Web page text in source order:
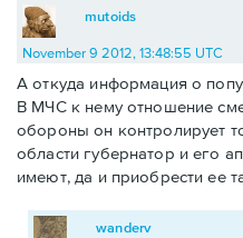
mutoids
November 9 2012, 13:48:55 UTC
А откуда информация о
В МЧС к нему отношение
обороны он контролирует
области губернатор и его
имеют, да и приобрести ее
wanderv